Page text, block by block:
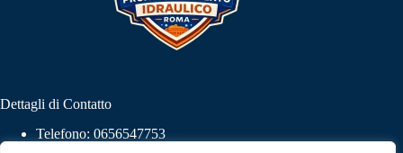
Dettagli di Contatto
Telefono: 0656547753